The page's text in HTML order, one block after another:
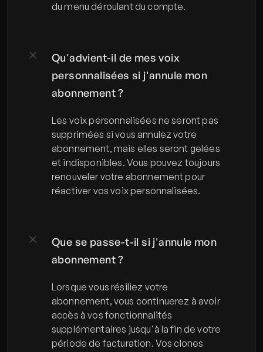
du menu déroulant du compte.
Qu'advient-il de mes voix
personnalisées si j'annule mon
abonnement ?
Les voix personnalisées ne seront pas
supprimées si vous annulez votre
abonnement, mais elles seront gelées
et indisponibles. Vous pouvez toujours
renouveler votre abonnement pour
réactiver vos voix personnalisées.
Que se passe-t-il si j'annule mon
abonnement ?
Lorsque vous résiliez votre
abonnement, vous continuerez à avoir
accès à vos fonctionnalités
supplémentaires jusqu'à la fin de votre
période de facturation. Vos clones